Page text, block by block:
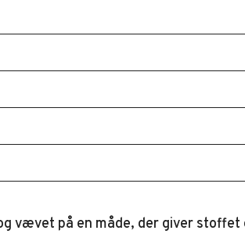
vævet på en måde, der giver